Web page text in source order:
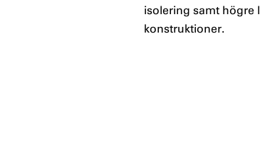
isolering samt högre
konstruktioner.